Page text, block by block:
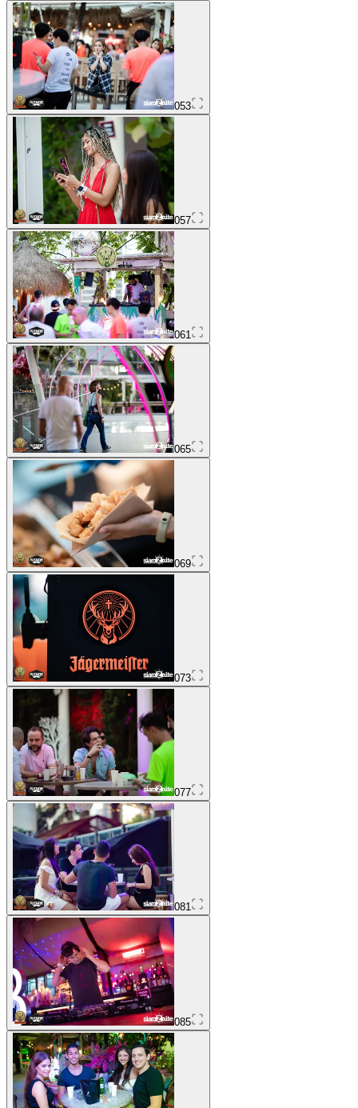
053
057
061
065
069
073
077
081
085